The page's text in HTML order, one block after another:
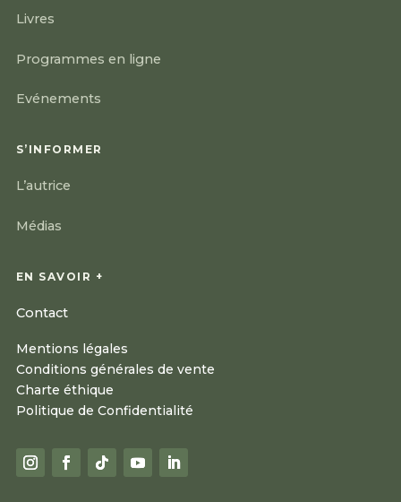
Livres
Programmes en ligne
Evénements
S’INFORMER
L’autrice
Médias
EN SAVOIR +
Contact
Mentions légales
Conditions générales de vente
Charte éthique
Politique de Confidentialité